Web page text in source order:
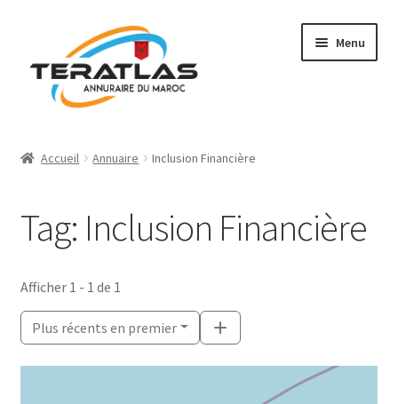
navigation
contenu
Menu
Annuaire
Mon compte
Accueil Annuaire Inclusion Financière
Tag: Inclusion Financière
Afficher 1 - 1 de 1
Plus récents en premier